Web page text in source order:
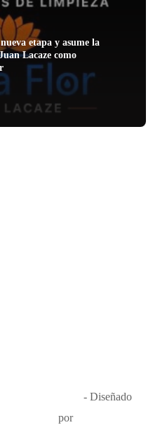
etapa y asume la
Lacaze como
- Diseñado
por